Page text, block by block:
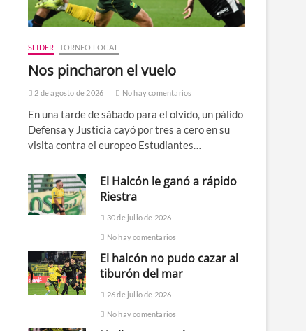
SLIDER TORNEO LOCAL
Nos pincharon el vuelo
2 de agosto de 2026 No hay comentarios
En una tarde de sábado para el olvido, un pálido
Defensa y Justicia cayó por tres a cero en su
visita contra el europeo Estudiantes…
El Halcón le ganó a rápido
Riestra
30 de julio de 2026
No hay comentarios
El halcón no pudo cazar al
tiburón del mar
26 de julio de 2026
No hay comentarios